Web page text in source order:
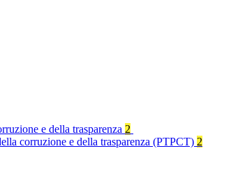
e della trasparenza 2
corruzione e della trasparenza (PTPCT) 2